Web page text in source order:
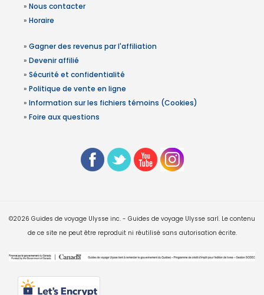
» Nous contacter
» Horaire
» Gagner des revenus par l'affiliation
» Devenir affilié
» Sécurité et confidentialité
» Politique de vente en ligne
» Information sur les fichiers témoins (Cookies)
» Foire aux questions
©2026 Guides de voyage Ulysse inc. - Guides de voyage Ulysse sarl. Le contenu
de ce site ne peut être reproduit ni réutilisé sans autorisation écrite.